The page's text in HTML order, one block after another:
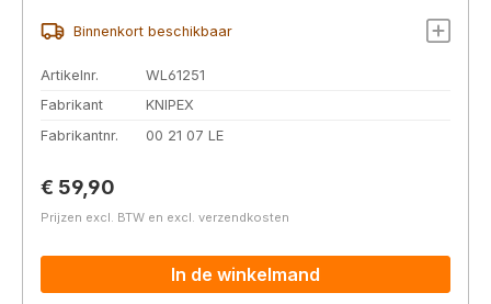
Binnenkort beschikbaar
Artikelnr.
WL61251
Fabrikant
KNIPEX
Fabrikantnr.
00 21 07 LE
Normale prijs:
€ 59,90
Prijzen excl. BTW en excl. verzendkosten
In de winkelmand